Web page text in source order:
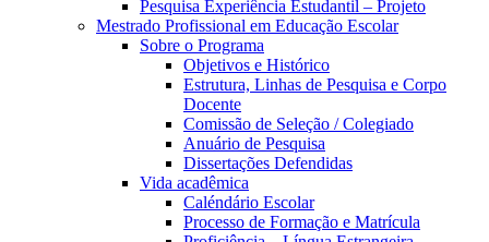
Pesquisa Experiência Estudantil – Projeto
Mestrado Profissional em Educação Escolar
Sobre o Programa
Objetivos e Histórico
Estrutura, Linhas de Pesquisa e Corpo
Docente
Comissão de Seleção / Colegiado
Anuário de Pesquisa
Dissertações Defendidas
Vida acadêmica
Caléndário Escolar
Processo de Formação e Matrícula